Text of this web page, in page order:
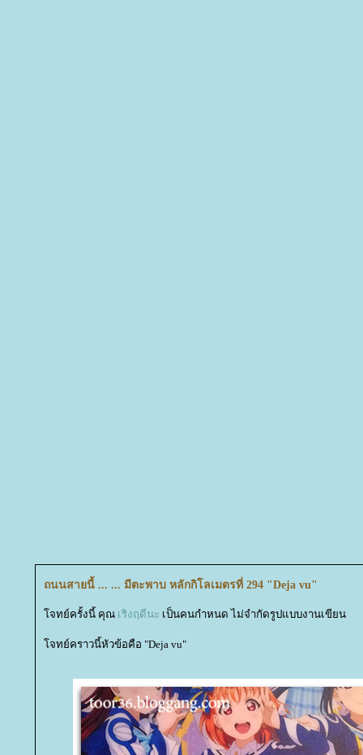
ถนนสายนี้ ... ... มีตะพาบ หลักกิโลเมตรที่ 294 "Deja vu"
จทย์ครั้งนี้ คุณ เริงฤดีนะ เป็นคนกำหนด ไม่จำกัดรูปแบบงานเขียน
จทย์คราวนี้หัวข้อคือ "Deja vu"